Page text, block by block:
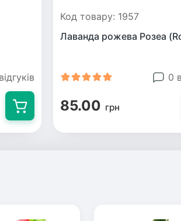
Код товару: 1957
Лаванда рожева Розеа
0
85.00 грн